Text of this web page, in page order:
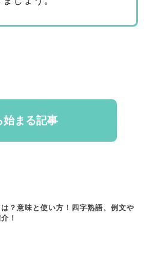
始まる記事
は？意味と使い方！四字熟語、例文や
！